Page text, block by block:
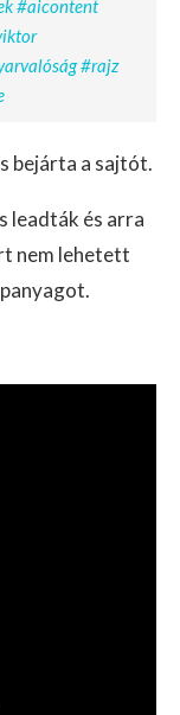
#aicontent
#rajz
bejárta a sajtót.
leadták és arra
nem lehetett